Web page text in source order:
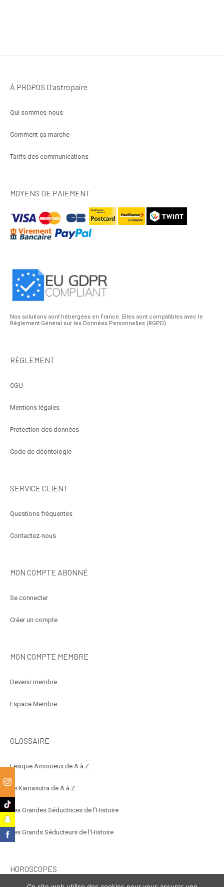
À PROPOS D’astropaire
Qui sommes-nous
Comment ça marche
Tarifs des communications
MOYENS DE PAIEMENT
Nos solutions sont hébergées en France. Elles sont compatibles avec le
Réglement Général sur les Données Personnelles (RGPD).
RÈGLEMENT
CGU
Mentions légales
Protection des données
Code de déontologie
SERVICE CLIENT
Questions fréquentes
Contactez-nous
MON COMPTE ABONNÉ
Se connecter
Créer un compte
MON COMPTE MEMBRE
Devenir membre
Espace Membre
GLOSSAIRE
Lexique Amoureux de A à Z
Le Kamasutra de A à Z
Les Grandes Séductrices de l’Histoire
Les Grands Séducteurs de l’Histoire
HOROSCOPES